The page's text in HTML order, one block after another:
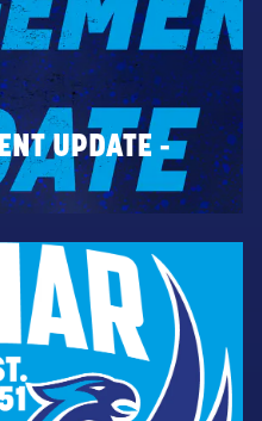
UPDATE -